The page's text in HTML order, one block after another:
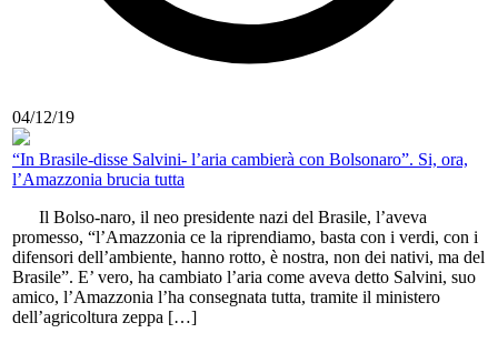
04/12/19
“In Brasile-disse Salvini- l’aria cambierà con Bolsonaro”. Si, ora,
l’Amazzonia brucia tutta
Il Bolso-naro, il neo presidente nazi del Brasile, l’aveva
promesso, “l’Amazzonia ce la riprendiamo, basta con i verdi, con i
difensori dell’ambiente, hanno rotto, è nostra, non dei nativi, ma del
Brasile”. E’ vero, ha cambiato l’aria come aveva detto Salvini, suo
amico, l’Amazzonia l’ha consegnata tutta, tramite il ministero
dell’agricoltura zeppa […]